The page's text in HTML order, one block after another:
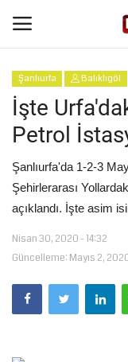
Giriş Yap
Anasayfa
Köşe Yazıları
Şanlıurfa
Eğitim
Şanlıurfa Balıklıgöl
İşte
Petrol
Şanlıurfa'da 1-2-3
Şehirlerarası
açıklandı. İşte asim
Nisan 30, 2020 - 14:32
Güncelleme: Mayıs 2,